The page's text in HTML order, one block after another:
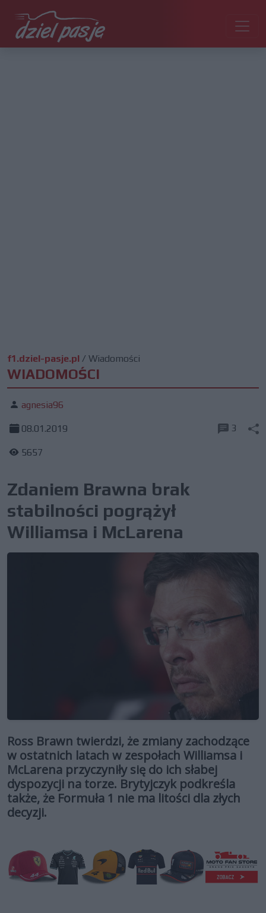
f1.dziel-pasje.pl / Wiadomości
WIADOMOŚCI
agnesia96
08.01.2019
5657
3
Zdaniem Brawna brak
stabilności pogrążył
Williamsa i McLarena
Ross Brawn twierdzi, że zmiany zachodzące
w ostatnich latach w zespołach Williamsa i
McLarena przyczyniły się do ich słabej
dyspozycji na torze. Brytyjczyk podkreśla
także, że Formuła 1 nie ma litości dla złych
decyzji.